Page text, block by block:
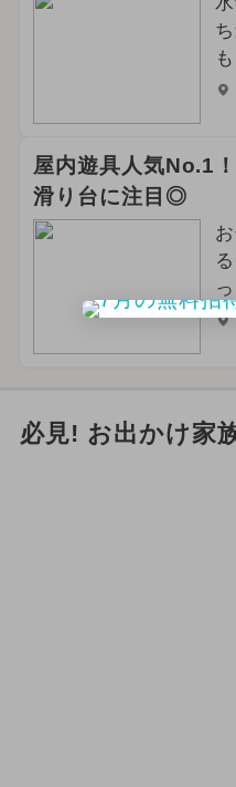
屋内遊具人気No.1
滑り台に注目◎
必見! お出かけ家